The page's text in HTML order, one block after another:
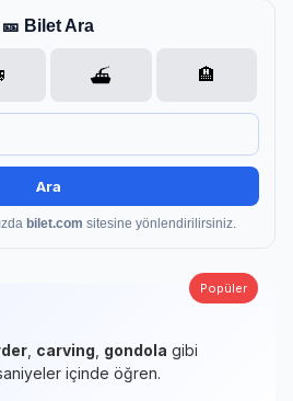
🎫 Bilet Ara
⛴️ 🏨
Ara
bilet.com sitesine yönlendirilirsiniz.
Popüler
carving gondola gibi
içinde öğren.